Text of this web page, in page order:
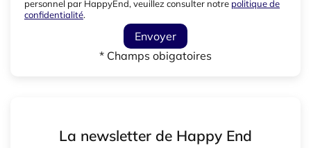
personnel par HappyEnd, veuillez consulter notre politique de
confidentialité.
Envoyer
* Champs obigatoires
La newsletter de Happy End